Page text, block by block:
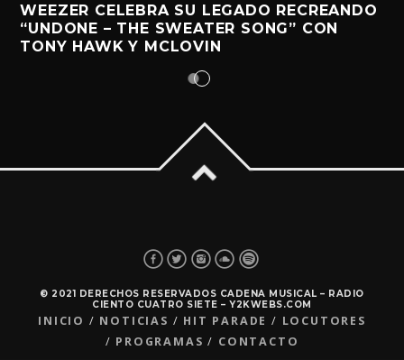
WEEZER CELEBRA SU LEGADO RECREANDO
“UNDONE – THE SWEATER SONG” CON
TONY HAWK Y MCLOVIN
© 2021 DERECHOS RESERVADOS CADENA MUSICAL – RADIO
CIENTO CUATRO SIETE – Y2KWEBS.COM
INICIO NOTICIAS HIT PARADE
LOCUTORES
PROGRAMAS
CONTACTO